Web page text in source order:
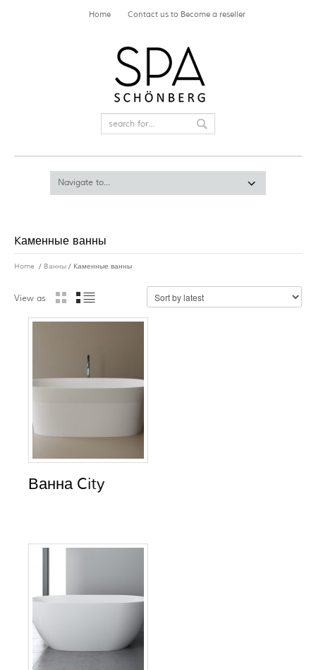
Home Contact us to Become a reseller
Kаменные ванны
Home / Bанны / Kаменные ванны
View as
Ванна City